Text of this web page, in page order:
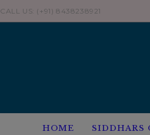
CALL US: (+91) 8438238921
HOME SIDDHARS